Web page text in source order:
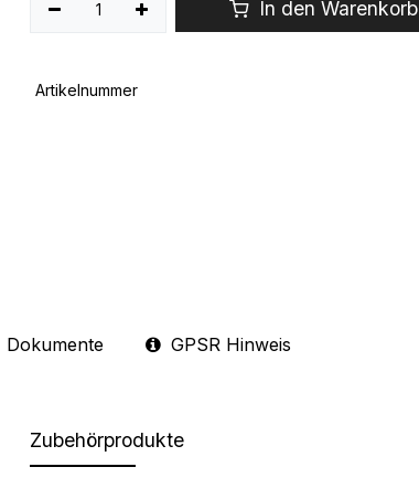
In den Warenkorb
Artikelnummer
Dokumente GPSR Hinweis
Zubehörprodukte